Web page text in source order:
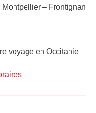
– Frontignan
voyage en Occitanie